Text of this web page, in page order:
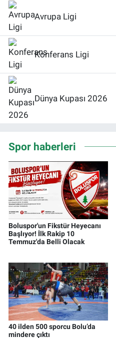
Avrupa Ligi
Konferans Ligi
Dünya Kupası 2026
Spor haberleri
Boluspor'un Fikstür Heyecanı
Başlıyor! İlk Rakip 10
Temmuz'da Belli Olacak
40 ilden 500 sporcu Bolu’da
mindere çıktı